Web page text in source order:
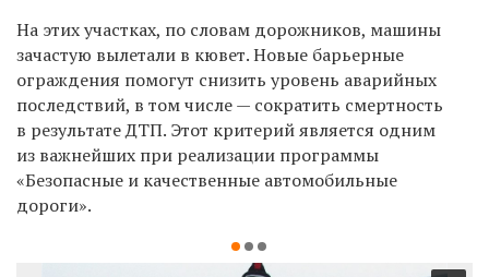
На этих участках, по словам дорожников, машины
зачастую вылетали в кювет.Новые барьерные
ограждения помогут снизить уровень аварийных
последствий, в том числе — сократить смертность
в результате ДТП. Этот критерий является одним
из важнейших при реализации программы
«Безопасные и качественные автомобильные
дороги».